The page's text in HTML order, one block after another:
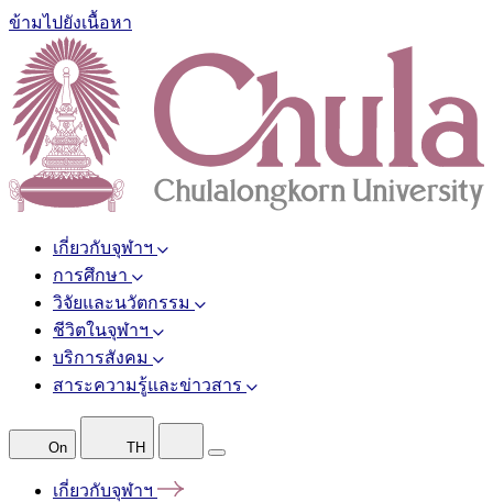
ข้ามไปยังเนื้อหา
เกี่ยวกับจุฬาฯ
การศึกษา
วิจัยและนวัตกรรม
ชีวิตในจุฬาฯ
บริการสังคม
สาระความรู้และข่าวสาร
On TH
เกี่ยวกับจุฬาฯ